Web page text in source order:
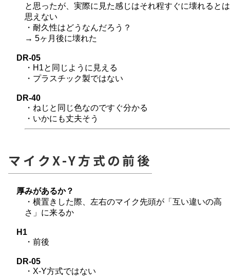
と思ったが、実際に見た感じはそれ程すぐに壊れるとは
思えない
・耐久性はどうなんだろう？
→ 5ヶ月後に壊れた
DR-05
・H1と同じように見える
・プラスチック製ではない
DR-40
・ねじと同じ色なのですぐ分かる
・いかにも丈夫そう
マイクX-Y方式の前後
厚みがあるか？
・横置きした際、左右のマイク先頭が「互い違いの高
さ」に来るか
H1
・前後
DR-05
・X-Y方式ではない